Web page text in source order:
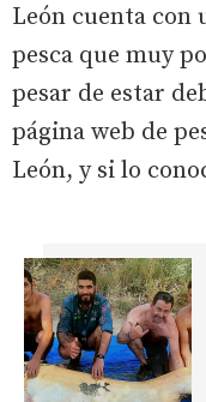
León cuenta con
pesca que muy
pesar de estar
página web de
León, y si lo